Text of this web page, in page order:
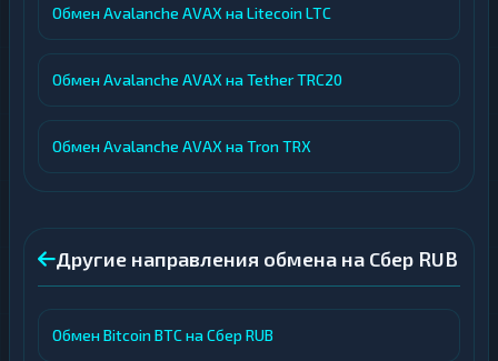
Обмен Avalanche AVAX на Litecoin LTC
Обмен Avalanche AVAX на Tether TRC20
Обмен Avalanche AVAX на Tron TRX
Другие направления обмена на Сбер RUB
Обмен Bitcoin BTC на Сбер RUB